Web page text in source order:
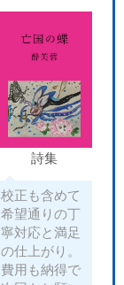
詩集
校正も含めて
希望通りの丁
寧対応と満足
の仕上がり。
費用も納得で